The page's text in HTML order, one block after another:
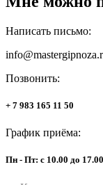
Написать письмо:
Позвонить:
+ 7 983 165 11 50
График приёма:
Пн - Пт: с 10.00 до 17.00